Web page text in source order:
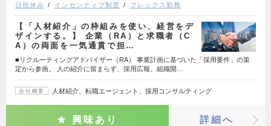
日祝休み
インセンティブ制度 フレックス勤務
【「人材紹介」の枠組みを使い、経営をデ
ザインする。】 企業（RA）と求職者（C
A）の両面を一気通貫で担…
■リクルーティングアドバイザー（RA） 事業計画に基づいた「採用要件」の策
定から参画。 人の紹介に留まらず、採用広報、組織開…
会社概要 人材紹介、転職エージェント、採用コンサルティング
興味あり 詳細へ